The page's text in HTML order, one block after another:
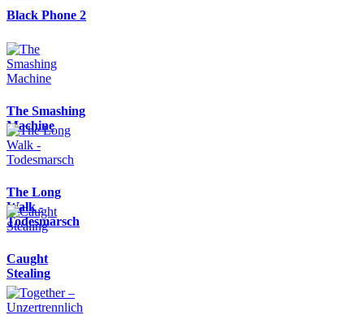
Black Phone 2
The Smashing
Machine
The Long
Walk -
Todesmarsch
Caught
Stealing